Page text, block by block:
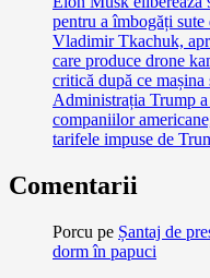
pentru a îmbogăți sute
Vladimir Tkachuk,
care produce drone
critică după ce mașina
Administrația Trump
companiilor
tarifele impuse de
Comentarii
Porcu pe Șantaj de
dorm în papuci